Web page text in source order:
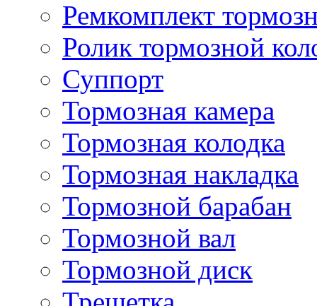
Ремкомплект
Ролик тормозной
Суппорт
Тормозная камера
Тормозная колодка
Тормозная накладка
Тормозной барабан
Тормозной вал
Тормозной диск